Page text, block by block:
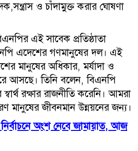
ও চাঁদামুক্ত করার ঘোষণা
এই সাবেক প্রতিষ্ঠাতা
এদেশের গণমানুষের দল। এই
মানুষের অধিকার, মর্যাদা ও
আসছে। তিনি বলেন, বিএনপি
রক্ষার রাজনীতি করেনি। আমরা
মানুষের জীবনমান উন্নয়নের জন্য।
নির্বাচনে অংশ নেবে জামায়াত, আজ